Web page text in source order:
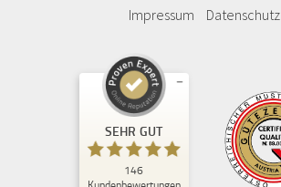
Impressum
Datenschutz
SEHR GUT
146
Kundenbewertungen und Erfahrungen zu
Privatklinik Kiprov